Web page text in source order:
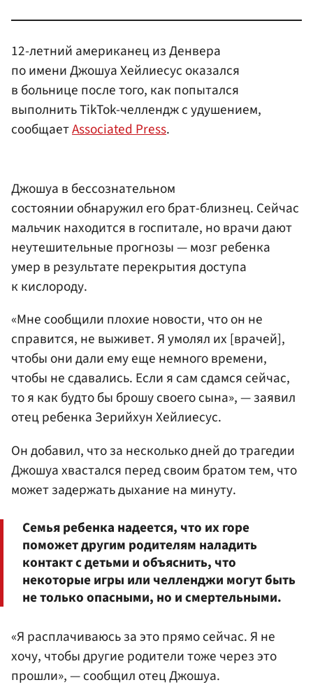
12-летний американец из Денвера
по имени Джошуа Хейлиесус оказался
в больнице после того, как попытался
выполнить TikTok-челлендж с удушением,
сообщаетAssociated Press.
Джошуа в бессознательном
состоянии обнаружил его брат-близнец. Сейчас
мальчик находится в госпитале, но врачи дают
неутешительные прогнозы — мозг ребенка
умер в результате перекрытия доступа
к кислороду.
«Мне сообщили плохие новости, что он не
справится, не выживет. Я умолял их [врачей],
чтобы они дали ему еще немного времени,
чтобы не сдавались. Если я сам сдамся сейчас,
то я как будто бы брошу своего сына», — заявил
отец ребенка Зерийхун Хейлиесус.
Он добавил, что за несколько дней до трагедии
Джошуа хвастался перед своим братом тем, что
может задержать дыхание на минуту.
Семья ребенка надеется, что их горе
поможет другим родителям наладить
контакт с детьми и объяснить, что
некоторые игры или челленджи могут быть
не только опасными, но и смертельными.
«Я расплачиваюсь за это прямо сейчас. Я не
хочу, чтобы другие родители тоже через это
прошли», — сообщил отец Джошуа.